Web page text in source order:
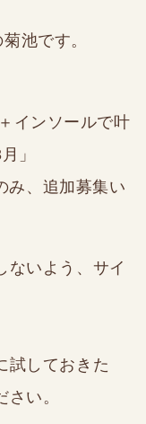
池です。
インソールで叶
」
み、追加募集い
ないよう、サイ
試しておきた
い。